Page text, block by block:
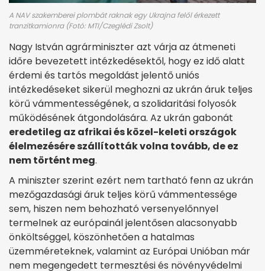
A NAV szakemberei plombát raknak egy Ukrajna felől érkezett
tranzitkamionra (Fotó: MTI/Czeglédi Zsolt)
Nagy István agrárminiszter azt várja az átmeneti
időre bevezetett intézkedésektől, hogy ez idő alatt
érdemi és tartós megoldást jelentő uniós
intézkedéseket sikerül meghozni az ukrán áruk teljes
körű vámmentességének, a szolidaritási folyosók
működésének átgondolására. Az ukrán gabonát
eredetileg az afrikai és közel-keleti országok
élelmezésére szállították volna tovább, de ez
nem történt meg.
A miniszter szerint ezért nem tartható fenn az ukrán
mezőgazdasági áruk teljes körű vámmentessége
sem, hiszen nem behozható versenyelőnnyel
termelnek az európainál jelentősen alacsonyabb
önköltséggel, köszönhetően a hatalmas
üzemméreteknek, valamint az Európai Unióban már
nem megengedett termesztési és növényvédelmi